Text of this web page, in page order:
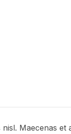
Maecenas